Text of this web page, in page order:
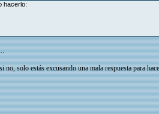
hacerlo:
solo estás excusando una mala respuesta para